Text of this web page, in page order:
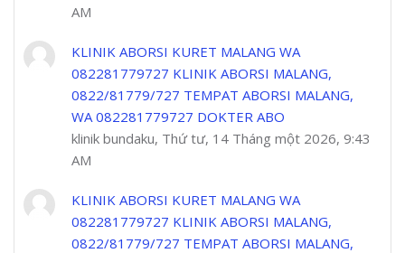
AM
KLINIK ABORSI KURET MALANG WA
082281779727 KLINIK ABORSI MALANG,
0822/81779/727 TEMPAT ABORSI MALANG,
WA 082281779727 DOKTER ABO
klinik bundaku, Thứ tư, 14 Tháng một 2026, 9:43
AM
KLINIK ABORSI KURET MALANG WA
082281779727 KLINIK ABORSI MALANG,
0822/81779/727 TEMPAT ABORSI MALANG,